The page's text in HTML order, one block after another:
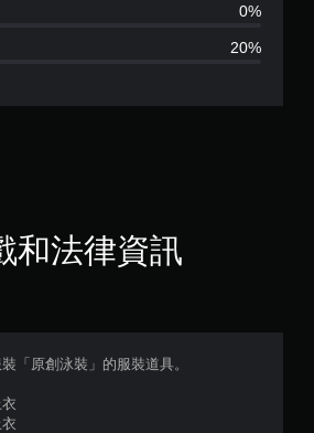
4
2
0%
20%
和法律資訊
「原創泳裝」的服裝道具。